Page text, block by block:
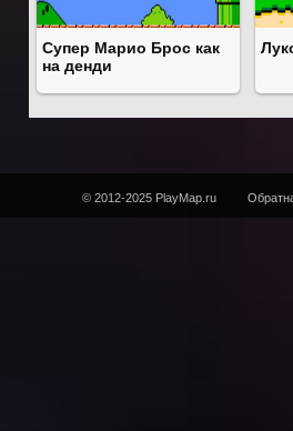
Супер Марио Брос как
на денди
© 2012-2025 PlayMap.ru